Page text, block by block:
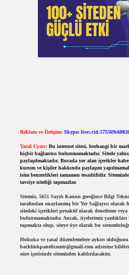
Reklam ve İletişim: Skype:
Yasal Uyarı: Bu internet sitesi, herhangi bir
hiçbir bağlantısı bulunmamaktadır. Sitede
paylaşılmaktadır. Burada yer alan içerikler
kurum ve kişiler hakkında paylaşım
isim benzerlikleri tamamen tesadüfidir.
tavsiye niteliği taşımazlar.
Sitemiz, 5651 Sayılı Kanun gereğince Bilgi
tarafından onaylanmış bir Yer Sağlayıcı olarak
sitedeki içerikleri proaktif olarak denetleme
bulunmamaktadır. Ancak, üyelerimiz
taşımakta olup, siteye üye olarak bu
Hukuka ve yasal düzenlemelere aykırı
backlinkpanelicomtr@gmail.comadresine
süre içerisinde sitemizden kaldırılacaktır.